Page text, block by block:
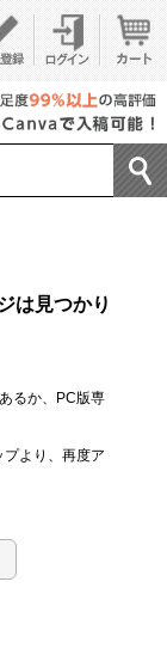
は見つかり
るか、PC版専
より、再度ア